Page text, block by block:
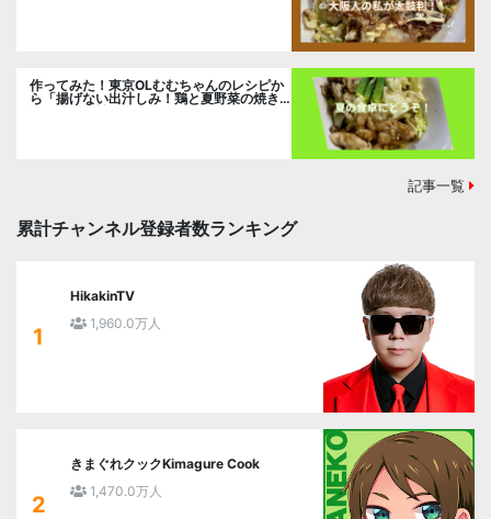
作ってみた！東京OLむむちゃんのレシピか
ら「揚げない出汁しみ！鶏と夏野菜の焼き
記事一覧
累計チャンネル登録者数ランキング
1
HikakinTV
1,960.0万人
2
きまぐれクックKimagure Cook
1,470.0万人